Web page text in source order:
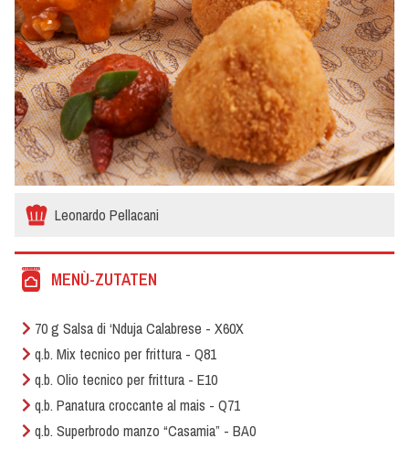
Leonardo Pellacani
MENÙ-ZUTATEN
70 g Salsa di ‘Nduja Calabrese - X60X
q.b. Mix tecnico per frittura - Q81
q.b. Olio tecnico per frittura - E10
q.b. Panatura croccante al mais - Q71
q.b. Superbrodo manzo “Casamia” - BA0